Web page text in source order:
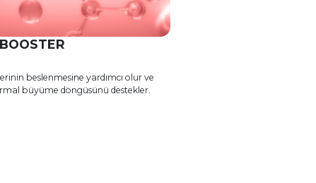
beslenmesine yardımcı olur ve
büyüme döngüsünü destekler.